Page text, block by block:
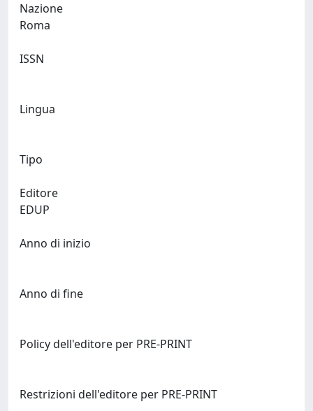
Nazione
ISSN
Lingua
Tipo
Editore
Anno di inizio
Anno di fine
Policy dell'editore per PRE-PRINT
Restrizioni dell'editore per PRE-PRINT